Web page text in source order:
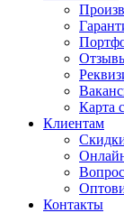
Карта
Клиентам
Контакты